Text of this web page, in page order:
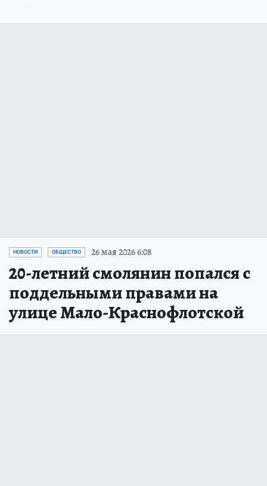
НОВОСТИ ОБЩЕСТВО 26 мая 2026 6:08
20-летний смолянин попался с
поддельными правами на
улице Мало-Краснофлотской